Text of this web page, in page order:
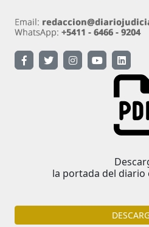
la portada del diario